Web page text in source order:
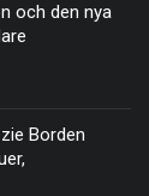
och den nya
Borden